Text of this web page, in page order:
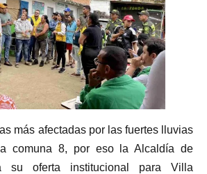
más afectadas por las fuertes lluvias
comuna 8, por eso la Alcaldía de
su oferta institucional para Villa